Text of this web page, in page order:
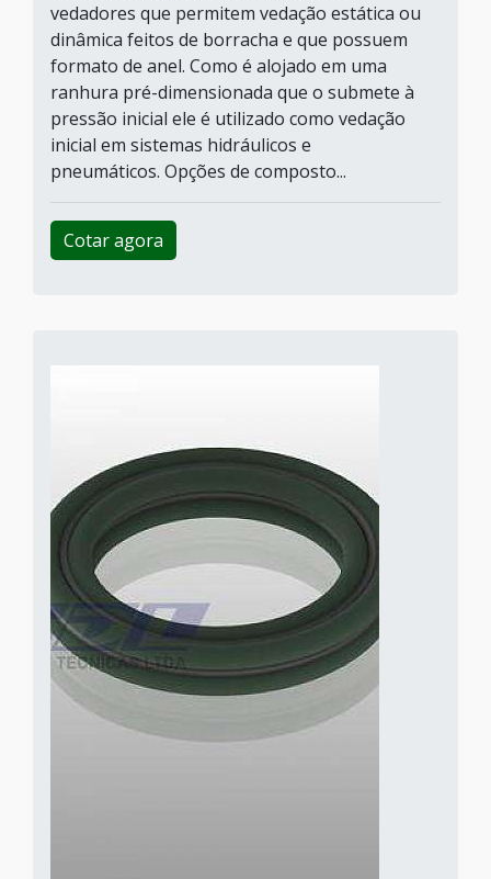
vedadores que permitem vedação estática ou
dinâmica feitos de borracha e que possuem
formato de anel. Como é alojado em uma
ranhura pré-dimensionada que o submete à
pressão inicial ele é utilizado como vedação
inicial em sistemas hidráulicos e
pneumáticos. Opções de composto...
Cotar agora